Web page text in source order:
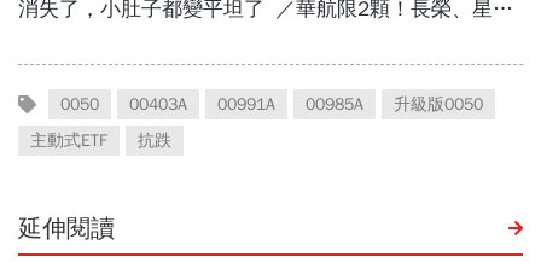
0050 00403A 00991A 00985A
升級版0050
主動式ETF
抗跌
延伸閱讀